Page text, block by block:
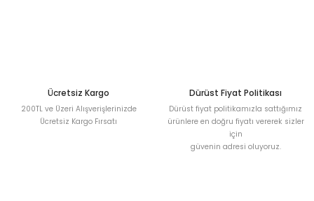
Ücretsiz Kargo
200TL ve Üzeri Alışverişlerinizde
Ücretsiz Kargo Fırsatı
Dürüst Fiyat Politikası
Dürüst fiyat politikamızla sattığımız
ürünlere en doğru fiyatı vererek sizler
için
güvenin adresi oluyoruz.